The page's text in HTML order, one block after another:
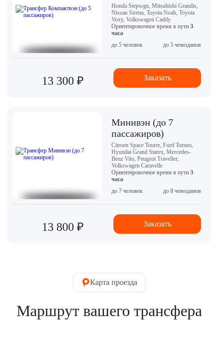
Honda Stepwgn, Mitsubishi Grandis,
Nissan Sirena, Toyota Noah, Toyota
Voxy, Volkswagen Caddy
Ориентировочное время в пути 3
часа
до 5 человек
до 5 чемоданов
13 300 ₽ Заказать
Минивэн (до 7
пассажиров)
Citroen Space Tourer, Ford Torneo,
Hyundai Grand Starex, Mercedes-
Benz Vito, Peugeot Traveller,
Volkswagen Caravelle
Ориентировочное время в пути 3
часа
до 7 человек
до 8 чемоданов
13 800 ₽ Заказать
Карта проезда
Маршрут вашего трансфера